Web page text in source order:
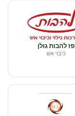
פז להבות גולן
כיבוי אש